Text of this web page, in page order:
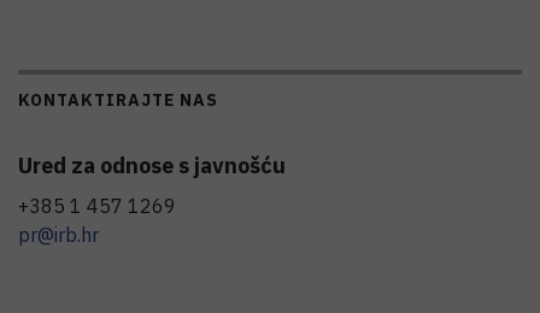
KONTAKTIRAJTE NAS
Ured za odnose s javnošću
+385 1 457 1269
pr@irb.hr